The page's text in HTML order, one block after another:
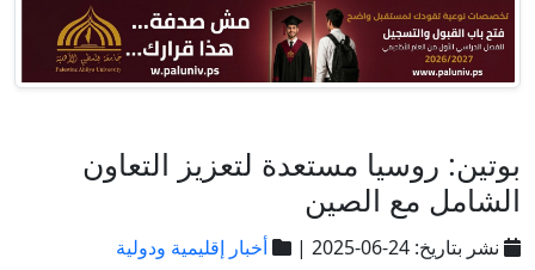
بوتين: روسيا مستعدة لتعزيز التعاون
الشامل مع الصين
نشر بتاريخ: 24-06-2025 | أخبار إقليمية ودولية